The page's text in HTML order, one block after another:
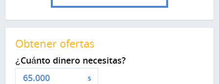
Obtener ofertas
¿Cuánto dinero necesitas?
$